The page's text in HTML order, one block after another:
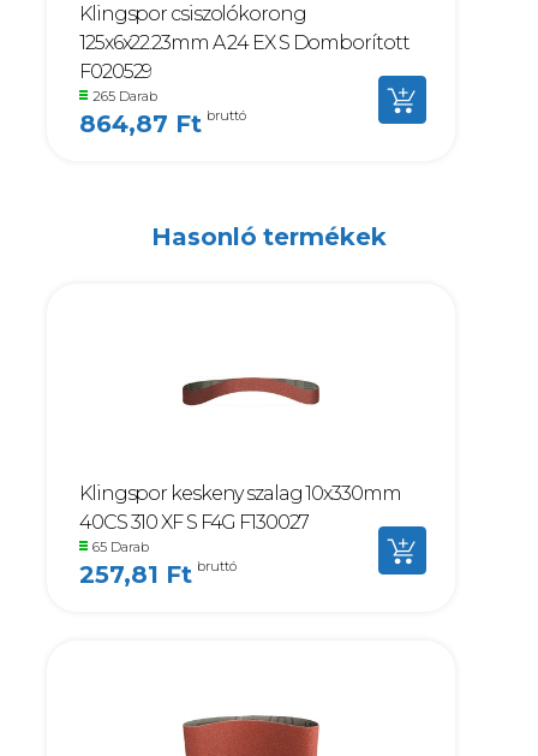
Klingspor csiszolókorong
125x6x22.23mm A 24 EX S Domborított
F020529
265 Darab
864,87 Ft bruttó
Hasonló termékek
Klingspor keskeny szalag 10x330mm
40CS 310 XF S F4G F130027
65 Darab
257,81 Ft bruttó